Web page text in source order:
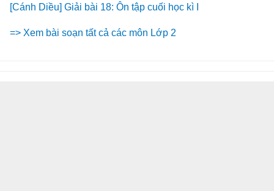
[Cánh Diều] Giải bài 18: Ôn tập cuối học kì I
=> Xem bài soạn tất cả các môn Lớp 2